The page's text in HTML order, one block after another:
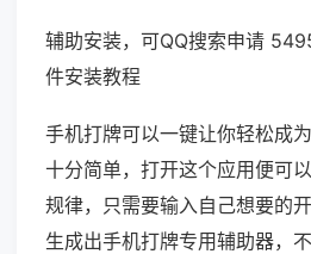
辅助安装，可QQ搜索申请
件安装教程
手机打牌可以一键让你轻松成
十分简单，打开这个应用便可
规律，只需要输入自己想要的
生成出手机打牌专用辅助器，